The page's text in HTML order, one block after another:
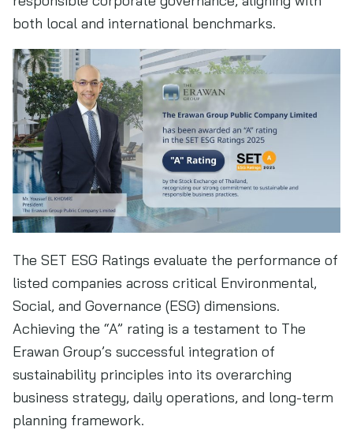
both local and international benchmarks.
The SET ESG Ratings evaluate the performance of
listed companies across critical Environmental,
Social, and Governance (ESG) dimensions.
Achieving the “A” rating is a testament to The
Erawan Group’s successful integration of
sustainability principles into its overarching
business strategy, daily operations, and long-term
planning framework.